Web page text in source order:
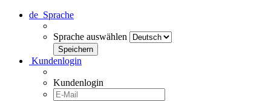
de Sprache
Sprache auswählen
Kundenlogin
Kundenlogin